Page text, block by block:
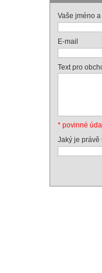
Vaše jméno
E-mail
Text pro
* povinné
Jaký je právě